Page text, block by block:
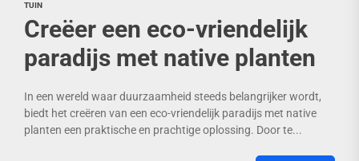
TUIN
Creëer een eco-vriendelijk
paradijs met native planten
In een wereld waar duurzaamheid steeds belangrijker wordt,
biedt het creëren van een eco-vriendelijk paradijs met native
planten een praktische en prachtige oplossing. Door te...